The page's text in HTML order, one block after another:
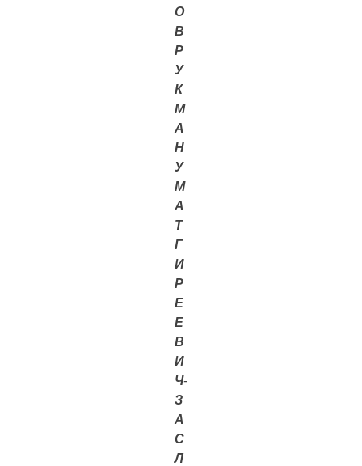
О
В
Р
У
К
М
А
Н
У
М
А
Т
Г
И
Р
Е
Е
В
И
Ч-
З
А
С
Л